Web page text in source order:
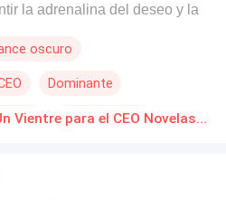
la adrenalina del deseo y la
contratar a tres mujeres
esposa o como mujer.
que llevara su semilla. Elisa,
sido puesto a prueba. Un
oscuro
Dominante
Verdad Oculta Amantes por Contrato: Un Vientre para el CEO Novelas Online Descarga gratuita de PDF